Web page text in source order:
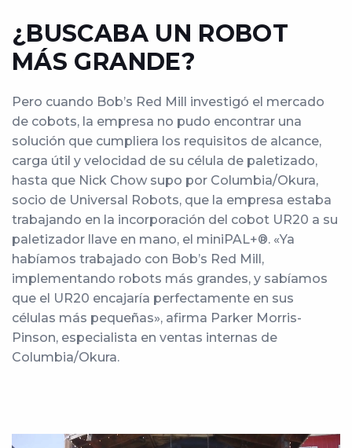
¿BUSCABA UN ROBOT
MÁS GRANDE?
Pero cuando Bob’s Red Mill investigó el mercado
de cobots, la empresa no pudo encontrar una
solución que cumpliera los requisitos de alcance,
carga útil y velocidad de su célula de paletizado,
hasta que Nick Chow supo por Columbia/Okura,
socio de Universal Robots, que la empresa estaba
trabajando en la incorporación del cobot UR20 a su
paletizador llave en mano, el miniPAL+®. «Ya
habíamos trabajado con Bob’s Red Mill,
implementando robots más grandes, y sabíamos
que el UR20 encajaría perfectamente en sus
células más pequeñas», afirma Parker Morris-
Pinson, especialista en ventas internas de
Columbia/Okura.